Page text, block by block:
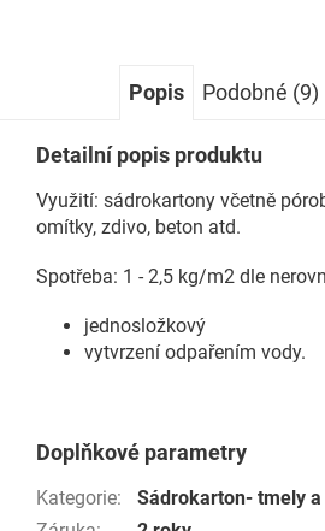
Popis Podobné (9)
Detailní popis produktu
Využití: sádrokartony včetně
omítky, zdivo, beton atd.
Spotřeba: 1 - 2,5 kg/m2 dle
jednosložkový
vytvrzení odpařením vody.
Doplňkové parametry
Kategorie:
Sádrokarton- tmely